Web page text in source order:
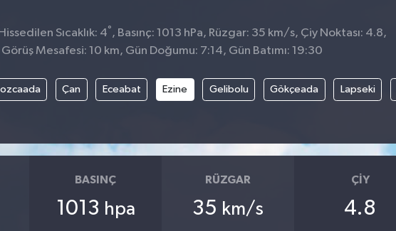
Sıcaklık: 4°, Basınç: 1013 hPa, Rüzgar: 35 km/s, Çiy Noktası: 4.8,
Görüş Mesafesi: 10 km, Gün Doğumu: 7:14, Gün Batımı: 19:30
Çan Eceabat Ezine Gelibolu Gökçeada Lapseki
BASINÇ
1013 hpa
RÜZGAR
35 km/s
ÇIY
4.8